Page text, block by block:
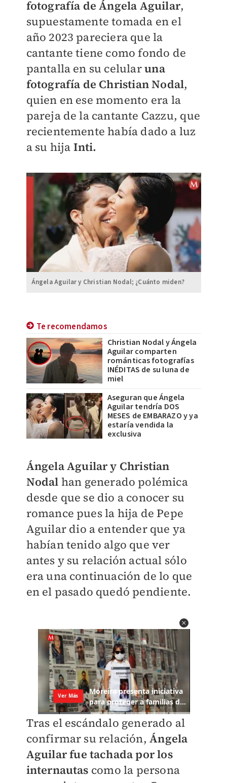
fotografía de Ángela Aguilar,
supuestamente tomada en el
año 2023 pareciera que la
cantante tiene como fondo de
pantalla en su celularuna
fotografía de Christian Nodal,
quien en ese momento era la
pareja de la cantante Cazzu, que
recientemente había dado a luz
a su hija Inti.
Ángela Aguilar y Christian Nodal; ¿Cuánto miden?
Te recomendamos
Christian Nodal y Ángela
Aguilar comparten
románticas fotografías
INÉDITAS de su luna de
miel
Aseguran que Ángela
Aguilar tendría DOS
MESES de EMBARAZO y ya
estaría vendida la
exclusiva
Ángela Aguilar y Christian
Nodal han generado polémica
desde que se dio a conocer su
romance pues la hija de Pepe
Aguilar dio a entender que ya
habían tenido algo que ver
antes y su relación actual sólo
era una continuación de lo que
en el pasado quedó pendiente.
Tras el escándalo generado al
confirmar su relación,Ángela
Aguilar fue tachada por los
internautas como la persona